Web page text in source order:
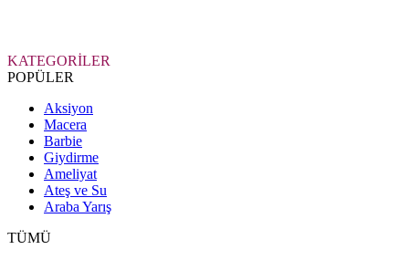
KATEGORİLER
POPÜLER
Aksiyon
Macera
Barbie
Giydirme
Ameliyat
Ateş ve Su
Araba Yarış
TÜMÜ